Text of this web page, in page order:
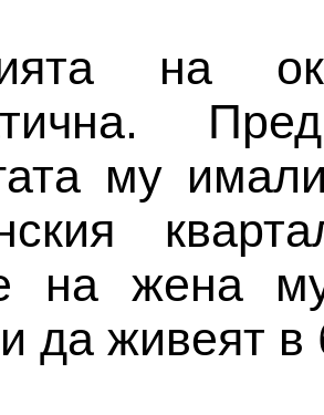
на
му
на жена
да живеят в